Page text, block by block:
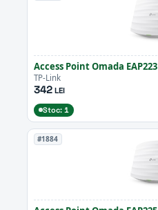
Access Point Omada EAP223
TP-Link
342LEI
Stoc: 1
#1884